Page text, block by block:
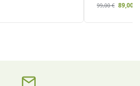
99,00€ 89,00